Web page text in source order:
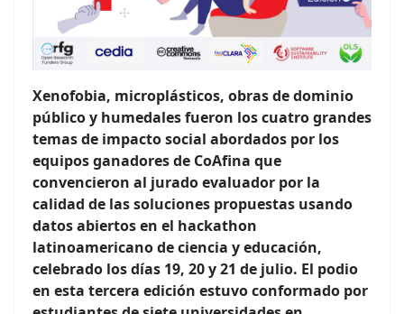
Xenofobia, microplásticos, obras de dominio
público y humedales fueron los cuatro grandes
temas de impacto social abordados por los
equipos ganadores de CoAfina que
convencieron al jurado evaluador por la
calidad de las soluciones propuestas usando
datos abiertos en el hackathon
latinoamericano de ciencia y educación,
celebrado los días 19, 20 y 21 de julio. El podio
en esta tercera edición estuvo conformado por